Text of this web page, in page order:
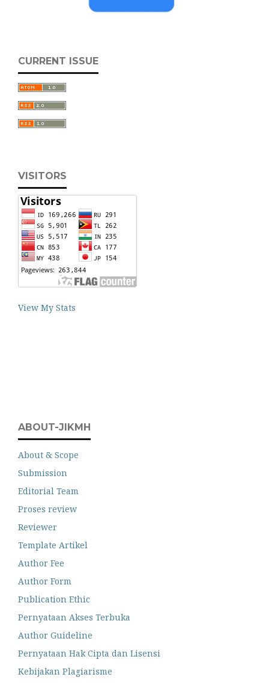
CURRENT ISSUE
VISITORS
View My Stats
ABOUT-JIKMH
About & Scope
Submission
Editorial Team
Proses review
Reviewer
Template Artikel
Author Fee
Author Form
Publication Ethic
Pernyataan Akses Terbuka
Author Guideline
Pernyataan Hak Cipta dan Lisensi
Kebijakan Plagiarisme